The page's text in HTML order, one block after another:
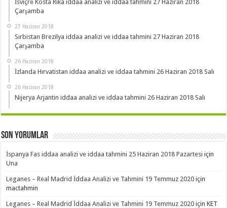
İsviçre Kosta Rika iddaa analizi ve iddaa tahmini 27 Haziran 2018
Çarşamba
27 Haziran 2018
Sırbistan Brezilya iddaa analizi ve iddaa tahmini 27 Haziran 2018
Çarşamba
26 Haziran 2018
İzlanda Hırvatistan iddaa analizi ve iddaa tahmini 26 Haziran 2018 Salı
26 Haziran 2018
Nijerya Arjantin iddaa analizi ve iddaa tahmini 26 Haziran 2018 Salı
Son Yorumlar
İspanya Fas iddaa analizi ve iddaa tahmini 25 Haziran 2018 Pazartesi için
Una
Leganes – Real Madrid İddaa Analizi ve Tahmini 19 Temmuz 2020 için
mactahmin
Leganes – Real Madrid İddaa Analizi ve Tahmini 19 Temmuz 2020 içinKET